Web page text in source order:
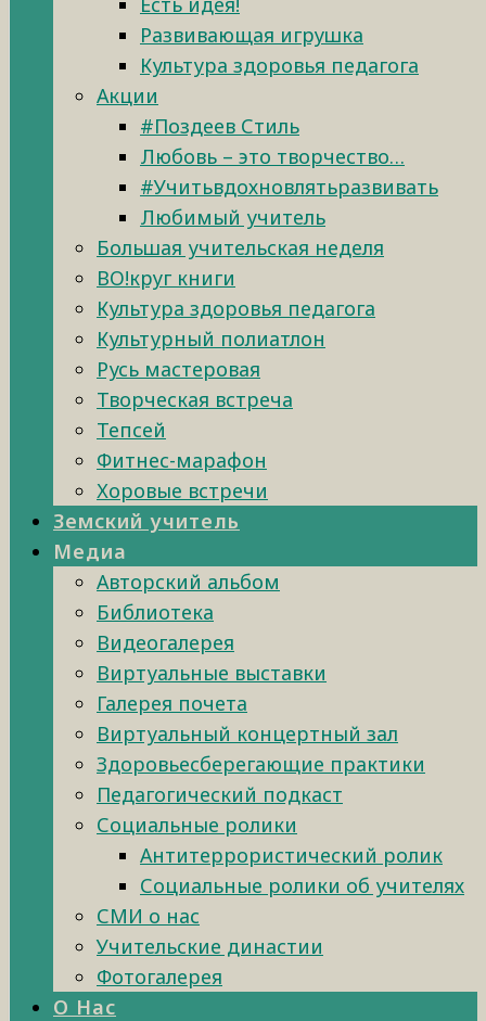
Развивающая игрушка
Культура здоровья педагога
Акции
#Поздеев Стиль
Любовь – это творчество…
#Учитьвдохновлятьразвивать
Любимый учитель
Большая учительская неделя
ВО!круг книги
Культура здоровья педагога
Культурный полиатлон
Русь мастеровая
Творческая встреча
Тепсей
Фитнес-марафон
Хоровые встречи
Земский учитель
Медиа
Авторский альбом
Библиотека
Видеогалерея
Виртуальные выставки
Галерея почета
Виртуальный концертный зал
Здоровьесберегающие практики
Педагогический подкаст
Социальные ролики
Антитеррористический ролик
Социальные ролики об учителях
СМИ о нас
Учительские династии
Фотогалерея
О Нас